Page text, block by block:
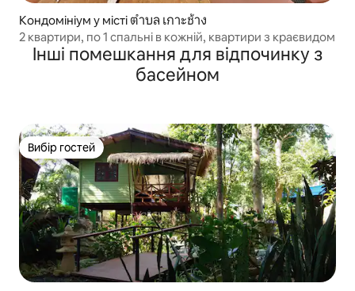
Кондомініум у місті ตำบล เกาะช้าง
2 квартири, по 1 спальні в кожній, квартири з краєвидом
Інші помешкання для відпочинку з
басейном
Вибір гостей
Вибір гостей